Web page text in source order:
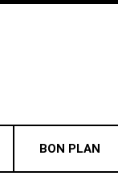
BON PLAN